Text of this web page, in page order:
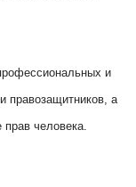
и
правозащитников, а
прав человека.